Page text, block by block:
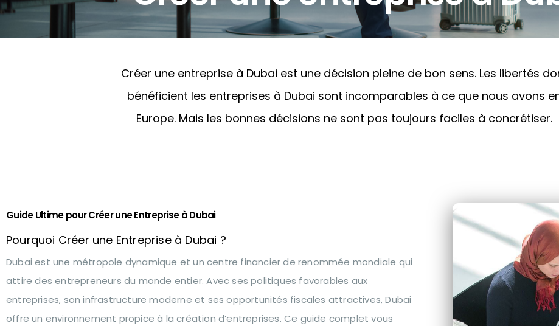
Créer une entreprise à Dubai est une décision pleine de bon sens. Les libertés
bénéficient les entreprises à Dubai sont incomparables à ce que nous avons
Europe. Mais les bonnes décisions ne sont pas toujours faciles à concrétiser.
Guide Ultime pour Créer une Entreprise à Dubai
Pourquoi Créer une Entreprise à Dubai ?
Dubai est une métropole dynamique et un centre financier de renommée mondiale qui
attire des entrepreneurs du monde entier. Avec ses politiques favorables aux
entreprises, son infrastructure moderne et ses opportunités fiscales attractives, Dubai
offre un environnement propice à la création d’entreprises. Ce guide complet vous